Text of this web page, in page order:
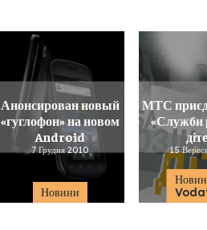
Новини
Анонсирован новый
«гуглофон» на новом
Android
7 Грудня 2010
МТС
«Служби
15